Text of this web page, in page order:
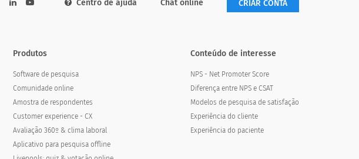
Centro de ajuda Chat online CRIAR CONTA
Produtos
Software de pesquisa
Comunidade online
Amostra de respondentes
Customer experience - CX
Avaliação 360º & clima laboral
Aplicativo para pesquisa offline
Conteúdo de interesse
NPS - Net Promoter Score
Diferença entre NPS e CSAT
Modelos de pesquisa de satisfação
Experiência do cliente
Experiência do paciente